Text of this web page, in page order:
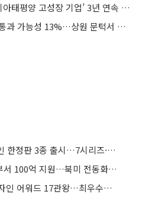
차봇 모빌리티, ‘FT 아시아태평양 고성장 기업’ 3년 연속 선정
美 클래리티 법안 연내 통과 가능성 13%…상원 문턱서 제동
BMW코리아, 8월 온라인 한정판 3종 출시…7시리즈·X7·M340i 투어링
한온시스템, 캐나다 정부서 100억 지원…북미 전동화 시장 가속
현대차·기아, 레드닷 디자인 어워드 17관왕…최우수상 2개 수상